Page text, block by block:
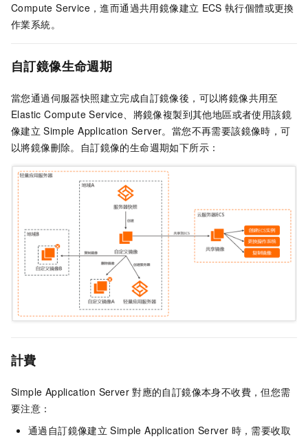
Compute Service，進而通過共用鏡像建立 ECS 執行個體或更換
作業系統。
自訂鏡像生命週期
當您通過伺服器快照建立完成自訂鏡像後，可以將鏡像共用至
Elastic Compute Service、將鏡像複製到其他地區或者使用該鏡
像建立 Simple Application Server。當您不再需要該鏡像時，可
以將鏡像刪除。自訂鏡像的生命週期如下所示：
計費
Simple Application Server 對應的自訂鏡像本身不收費，但您需
要注意：
通過自訂鏡像建立 Simple Application Server 時，需要收取